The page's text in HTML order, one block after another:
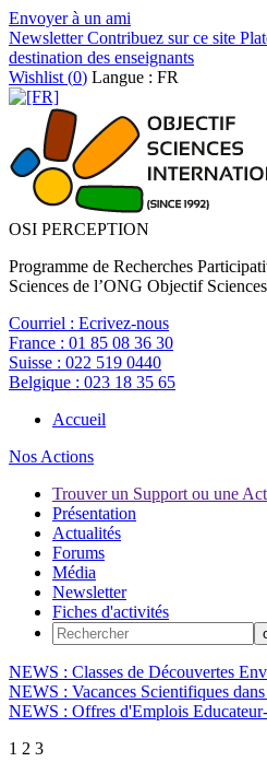
Envoyer à un ami
NewsletterContribuez sur ce site
destination des enseignants
Wishlist (0) Langue : FR
OSI PERCEPTION
Programme de Recherches
Sciences de l’ONG Objectif
Courriel : Ecrivez-nous
France : 01 85 08 36 30
Suisse : 022 519 0440
Belgique : 023 18 35 65
Accueil
Nos Actions
Trouver un Support ou une
Présentation
Actualités
Forums
Média
Newsletter
Fiches d'activités
NEWS : Classes de Découvertes
NEWS : Vacances Scientifiques
NEWS : Offres d'Emplois
1 2 3